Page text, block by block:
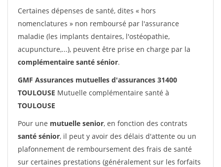
Certaines dépenses de santé, dites « hors
nomenclatures » non remboursé par l'assurance
maladie (les implants dentaires, l'ostéopathie,
acupuncture,...), peuvent être prise en charge par la
complémentaire santé sénior.
GMF Assurances mutuelles d'assurances 31400
TOULOUSE Mutuelle complémentaire santé à
TOULOUSE
Pour une mutuelle senior, en fonction des contrats
santé sénior, il peut y avoir des délais d'attente ou un
plafonnement de remboursement des frais de santé
sur certaines prestations (généralement sur les forfaits